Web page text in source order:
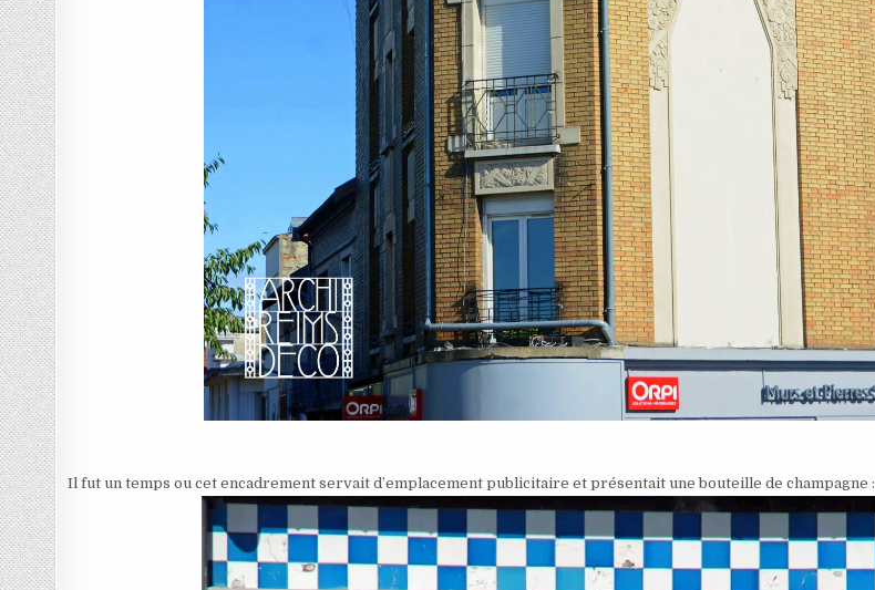
Il fut un temps ou cet encadrement servait d’emplacement publicitaire et présentait une bouteille de champagne :